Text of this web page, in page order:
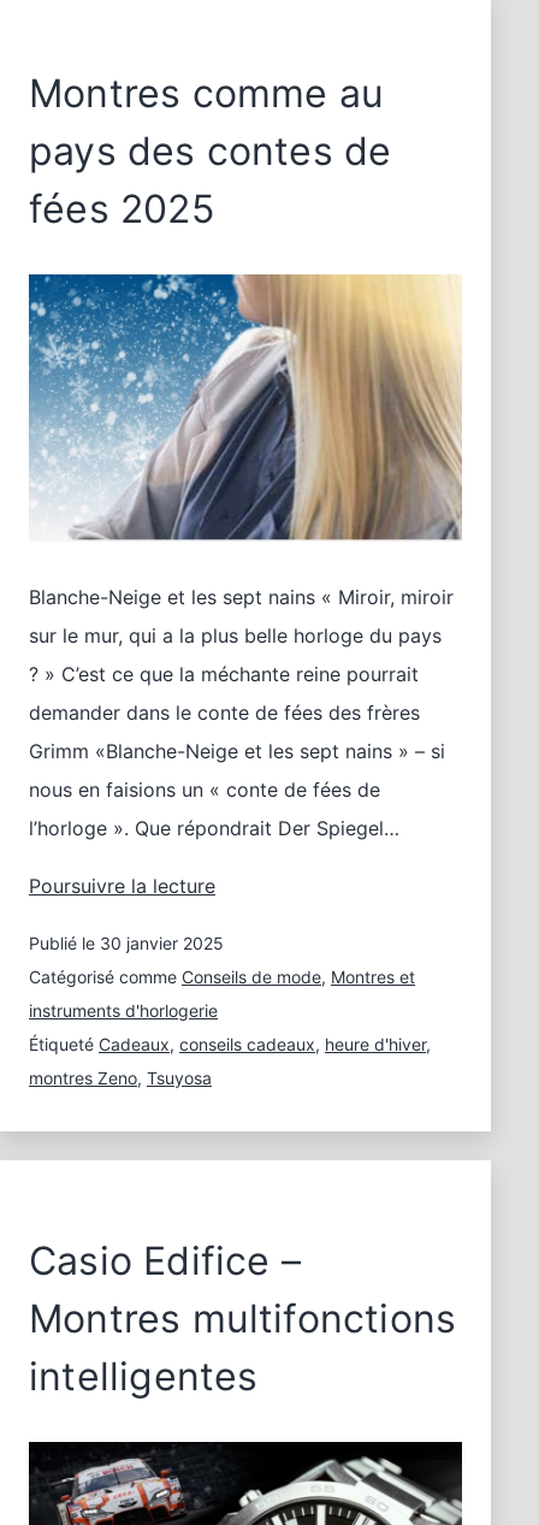
Montres comme au
pays des contes de
fées 2025
Blanche-Neige et les sept nains « Miroir, miroir
sur le mur, qui a la plus belle horloge du pays
? » C’est ce que la méchante reine pourrait
demander dans le conte de fées des frères
Grimm «Blanche-Neige et les sept nains » – si
nous en faisions un « conte de fées de
l’horloge ». Que répondrait Der Spiegel…
Poursuivre la lectureMontres
au
pays
des
contes
2025
Publié le 30 janvier 2025
Catégorisé comme Conseils de mode, Montres et
instruments d'horlogerie
Étiqueté Cadeaux, conseils cadeaux, heure d'hiver,
montres Zeno, Tsuyosa
Casio Edifice –
Montres multifonctions
intelligentes